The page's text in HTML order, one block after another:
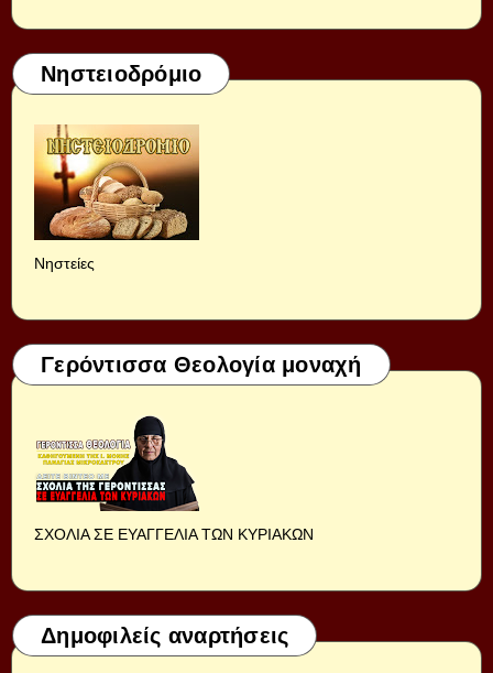
Νηστειοδρόμιο
Νηστείες
Γερόντισσα Θεολογία μοναχή
ΣΧΟΛΙΑ ΣΕ ΕΥΑΓΓΕΛΙΑ ΤΩΝ ΚΥΡΙΑΚΩΝ
Δημοφιλείς αναρτήσεις